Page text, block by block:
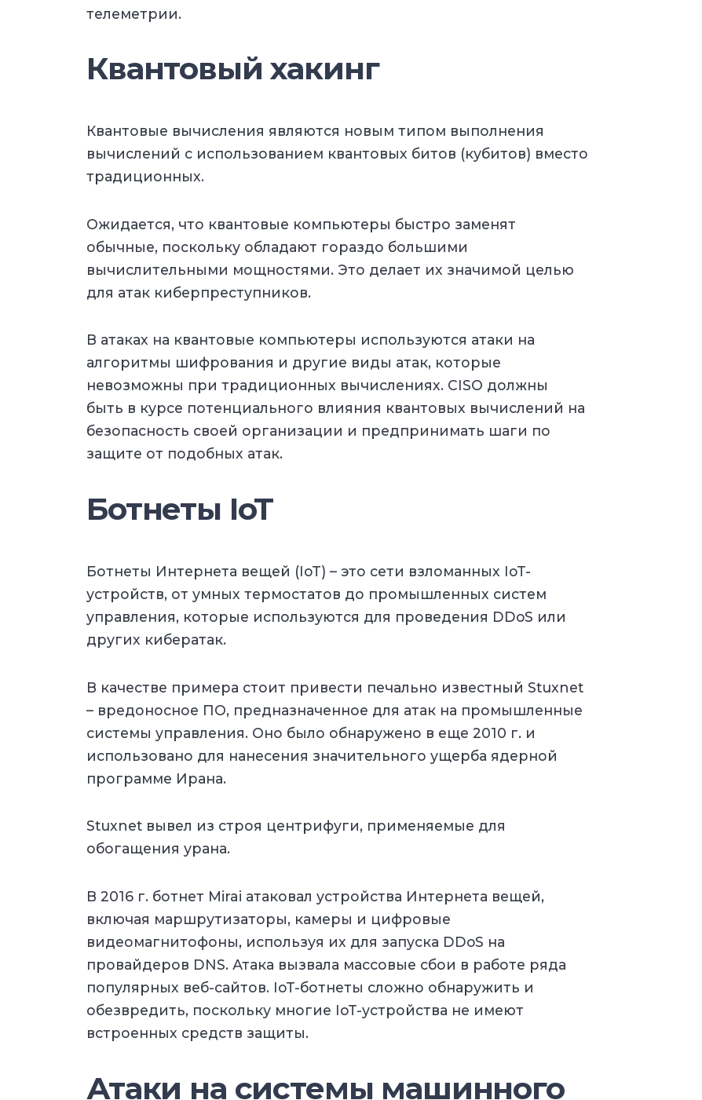
телеметрии.
Квантовый хакинг
Квантовые вычисления являются новым типом выполнения
вычислений с использованием квантовых битов (кубитов) вместо
традиционных.
Ожидается, что квантовые компьютеры быстро заменят
обычные, поскольку обладают гораздо большими
вычислительными мощностями. Это делает их значимой целью
для атак киберпреступников.
В атаках на квантовые компьютеры используются атаки на
алгоритмы шифрования и другие виды атак, которые
невозможны при традиционных вычислениях. CISO должны
быть в курсе потенциального влияния квантовых вычислений на
безопасность своей организации и предпринимать шаги по
защите от подобных атак.
Ботнеты IoT
Ботнеты Интернета вещей (IoT) – это сети взломанных IoT-
устройств, от умных термостатов до промышленных систем
управления, которые используются для проведения DDoS или
других кибератак.
В качестве примера стоит привести печально известный Stuxnet
– вредоносное ПО, предназначенное для атак на промышленные
системы управления. Оно было обнаружено в еще 2010 г. и
использовано для нанесения значительного ущерба ядерной
программе Ирана.
Stuxnet вывел из строя центрифуги, применяемые для
обогащения урана.
В 2016 г. ботнет Mirai атаковал устройства Интернета вещей,
включая маршрутизаторы, камеры и цифровые
видеомагнитофоны, используя их для запуска DDoS на
провайдеров DNS. Атака вызвала массовые сбои в работе ряда
популярных веб-сайтов. IoT-ботнеты сложно обнаружить и
обезвредить, поскольку многие IoT-устройства не имеют
встроенных средств защиты.
Атаки на системы машинного